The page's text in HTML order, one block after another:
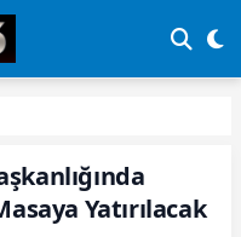
Yatırılacak